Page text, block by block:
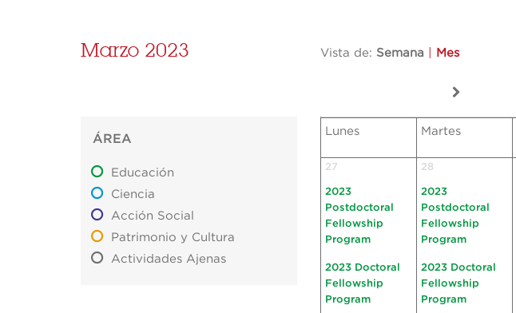
Marzo 2023 Vista de: Semana Mes
ÁREA
Educación
Ciencia
Acción Social
Patrimonio y Cultura
Actividades Ajenas
Lunes Martes
27
2023
Postdoctoral
Fellowship
Program
2023 Doctoral
Fellowship
Program
28
2023
Postdoctoral
Fellowship
Program
2023 Doctoral
Fellowship
Program